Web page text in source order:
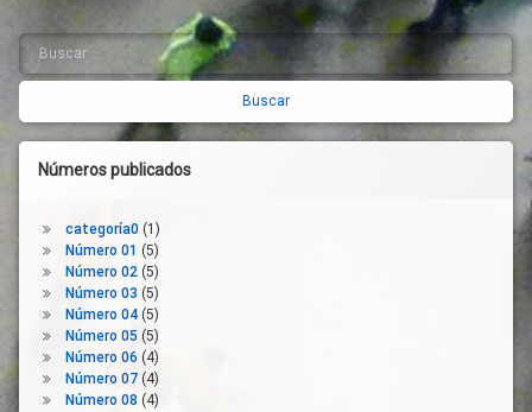
Estatuto
De
Autonomía
Formación
Universitaria
Futuro
Gobierno
Iberoamérica
Innovación
Interlocutores
Sociales
De
Alarma
Exclusión
Inclusión
Ingreso
Mínimo
Vital
Iniciativa
Legislativa
Popular
Barra
lateral
derecha
Buscar:
Números publicados
categoría0(1)
Número 01 (5)
Número 02(5)
Número 03 (5)
Número 04(5)
Número 05 (5)
Número 06 (4)
Número 07(4)
Número 08 (4)